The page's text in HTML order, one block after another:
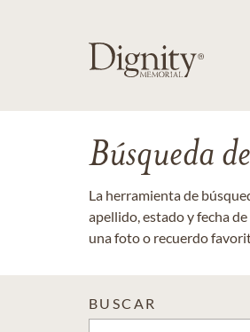
Búsqueda
La herramienta de
apellido, estado y fecha
una foto o recuerdo
BUSCAR